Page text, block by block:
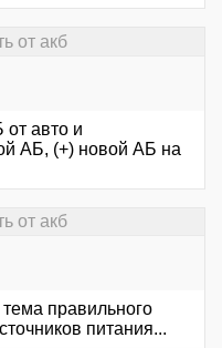
от акб
авто и
АБ, (+) новой АБ на
от акб
правильного
питания...